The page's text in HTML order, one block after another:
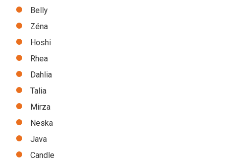
Belly
Zéna
Hoshi
Rhea
Dahlia
Talia
Mirza
Neska
Java
Candle